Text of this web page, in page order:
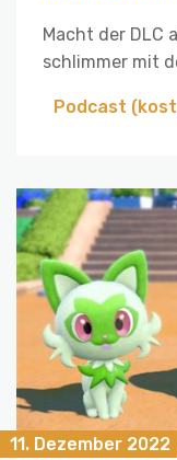
Macht der DLC
schlimmer mit
Podcast
11. Dezember 2022